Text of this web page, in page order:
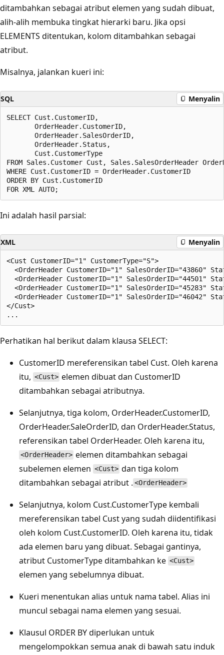
ditambahkan sebagai atribut elemen yang sudah dibuat,
alih-alih membuka tingkat hierarki baru. Jika opsi
ELEMENTS ditentukan, kolom ditambahkan sebagai
atribut.
Misalnya, jalankan kueri ini:
SQL Menyalin
SELECT Cust.CustomerID,
       OrderHeader.CustomerID,
       OrderHeader.SalesOrderID,
       OrderHeader.Status,
       Cust.CustomerType
FROM Sales.Customer Cust, Sales.SalesOrderHeader
WHERE Cust.CustomerID = OrderHeader.CustomerID
ORDER BY Cust.CustomerID
Ini adalah hasil parsial:
XML Menyalin
<Cust CustomerID="1" CustomerType="S">
<OrderHeader CustomerID="1" SalesOrderID="43860"
<OrderHeader CustomerID="1" SalesOrderID="44501"
<OrderHeader CustomerID="1" SalesOrderID="45283"
<OrderHeader CustomerID="1" SalesOrderID="46042"
</Cust>
Perhatikan hal berikut dalam klausa SELECT:
CustomerID mereferensikan tabel Cust. Oleh karena
itu, <Cust> elemen dibuat dan CustomerID
ditambahkan sebagai atributnya.
Selanjutnya, tiga kolom, OrderHeader.CustomerID,
OrderHeader.SaleOrderID, dan OrderHeader.Status,
referensikan tabel OrderHeader. Oleh karena itu,
<OrderHeader> elemen ditambahkan sebagai
subelemen elemen <Cust> dan tiga kolom
ditambahkan sebagai atribut . <OrderHeader>
Selanjutnya, kolom Cust.CustomerType kembali
mereferensikan tabel Cust yang sudah diidentifikasi
oleh kolom Cust.CustomerID. Oleh karena itu, tidak
ada elemen baru yang dibuat. Sebagai gantinya,
atribut CustomerType ditambahkan ke <Cust>
elemen yang sebelumnya dibuat.
Kueri menentukan alias untuk nama tabel. Alias ini
muncul sebagai nama elemen yang sesuai.
Klausul ORDER BY diperlukan untuk
mengelompokkan semua anak di bawah satu induk